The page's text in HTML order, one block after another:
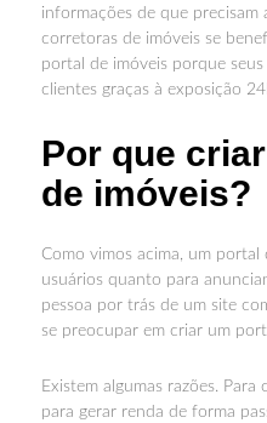
informações de que precisam
corretoras de imóveis se
portal de imóveis porque
clientes graças à exposição
Por que
de imóveis?
Como vimos acima, um
usuários quanto para
pessoa por trás de um site
se preocupar em criar um
Existem algumas razões.
para gerar renda de forma